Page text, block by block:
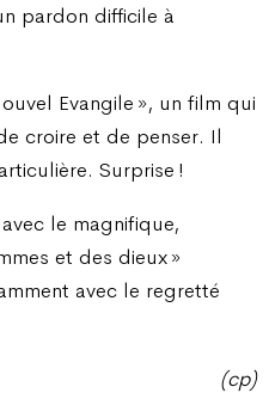
pardon difficile à
Evangile », un film qui
croire et de penser. Il
Surprise !
le magnifique,
et des dieux »
avec le regretté
(cp)